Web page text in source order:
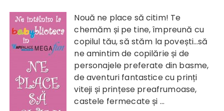
Nouă ne place să citim! Te
chemăm și pe tine, împreună cu
copilul tău, să stăm la povești…să
ne amintim de copilărie și de
personajele preferate din basme,
de aventuri fantastice cu prinți
viteji și prințese preafrumoase,
castele fermecate și …